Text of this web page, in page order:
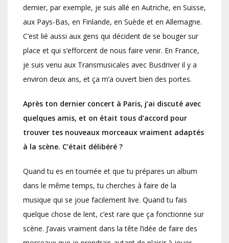
dernier, par exemple, je suis allé en Autriche, en Suisse,
aux Pays-Bas, en Finlande, en Suède et en Allemagne.
C’est lié aussi aux gens qui décident de se bouger sur
place et qui s’efforcent de nous faire venir. En France,
je suis venu aux Transmusicales avec Busdriver il y a
environ deux ans, et ça m’a ouvert bien des portes.
Après ton dernier concert à Paris, j’ai discuté avec
quelques amis, et on était tous d’accord pour
trouver tes nouveaux morceaux vraiment adaptés
à la scène. C’était délibéré ?
Quand tu es en tournée et que tu prépares un album
dans le même temps, tu cherches à faire de la
musique qui se joue facilement live. Quand tu fais
quelque chose de lent, c’est rare que ça fonctionne sur
scène. J’avais vraiment dans la tête l’idée de faire des